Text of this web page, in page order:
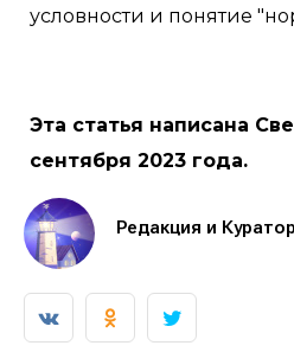
условности и понятие
Эта статья написана
сентября 2023 года.
Редакция и